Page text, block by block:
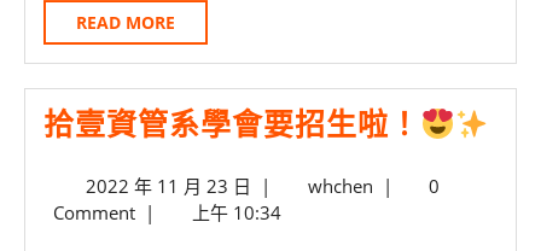
學
滿
招
取
READ MORE
MORE
拾壹資管系學會要招生啦！
2022 年 11 月 23 日 2022
年
| whchenwhchen
|
0
Comment | 上午 10:34